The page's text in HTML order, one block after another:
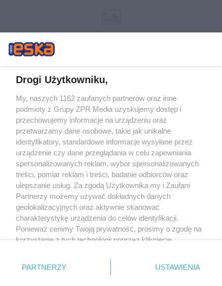
Żaden utwór zamieszczony w serwisie nie może być powielany i
rozpowszechniany lub dalej rozpowszechniany w jakikolwiek sposób (w
tym także elektroniczny lub mechaniczny) na jakimkolwiek polu
eksploatacji w jakiejkolwiek formie, włącznie z umieszczaniem w Internecie
bez pisemnej zgody właściciela praw. Jakiekolwiek użycie lub
wykorzystanie utworów w całości lub w części z naruszeniem prawa, tzn.
bez właściwej zgody, jest zabronione pod groźbą kary i może być ścigane
prawnie.
O nas
Drogi Użytkowniku,
My, naszych 1162 zaufanych partnerów oraz inne
podmioty z Grupy ZPR Media uzyskujemy dostęp i
przechowujemy informacje na urządzeniu oraz
przetwarzamy dane osobowe, takie jak unikalne
identyfikatory, standardowe informacje wysyłane przez
urządzenie czy dane przeglądania w celu zapewniania
spersonalizowanych reklam, wybór spersonalizowanych
treści, pomiar reklam i treści, badanie odbiorców oraz
ulepszanie usług. Za zgodą Użytkownika my i Zaufani
Partnerzy możemy używać dokładnych danych
geolokalizacyjnych oraz aktywnie skanować
charakterystykę urządzenia do celów identyfikacji.
Ponieważ cenimy Twoją prywatność, prosimy o zgodę na
korzystanie z tych technologii poprzez kliknięcie
zmienić/wycofać klikając przycisk ustawień prywatności
znajdujący się w lewym dolnym rogu strony
PARTNERZY USTAWIENIA